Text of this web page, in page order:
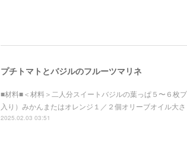
プチトマトとバジルのフルーツマリネ
■材料■＜材料＞二人分スイートバジルの葉っぱ５〜６枚
入り）みかんまたはオレンジ１／２個オリーブオイル大
2025.02.03 03:51